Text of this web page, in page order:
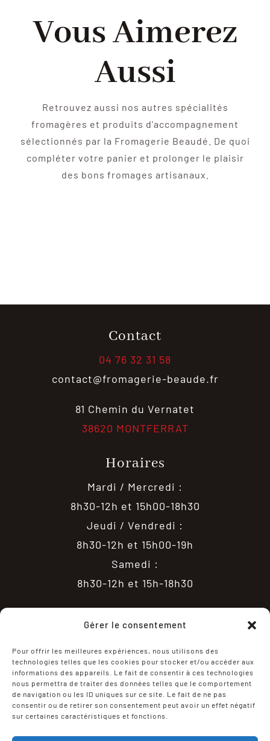
Gérer le consentement
Pour offrir les meilleures expériences, nous utilisons des
technologies telles que les cookies pour stocker et/ou accéder aux
informations des appareils. Le fait de consentir à ces technologies
nous permettra de traiter des données telles que le comportement
de navigation ou les ID uniques sur ce site. Le fait de ne pas
consentir ou de retirer son consentement peut avoir un effet négatif
sur certaines caractéristiques et fonctions.
Vous Aimerez
Aussi
Retrouvez aussi nos autres spécialités
fromagères et produits d'accompagnement
sélectionnés par la Fromagerie Beaudé. De quoi
compléter votre panier et prolonger le plaisir
des bons fromages artisanaux.
Contact
04 76 32 31 58
contact@fromagerie-beaude.fr
81 Chemin du Vernatet
38620 MONTFERRAT
Horaires
Mardi / Mercredi :
8h30-12h et 15h00-18h30
Jeudi / Vendredi :
8h30-12h et 15h00-19h
Samedi :
8h30-12h et 15h-18h30